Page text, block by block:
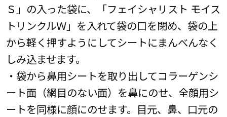
Ｓ」の入った袋に、「フェイシャリスト モイス
トリンクルＷ」を入れて袋の口を閉め、袋の上
から軽く押すようにしてシートにまんべんなく
しみ込ませます。
・袋から鼻用シートを取り出してコラーゲンシ
ート面（網目のない面）を鼻にのせ、全顔用シ
ートを同様に顔にのせます。目元、鼻、口元の